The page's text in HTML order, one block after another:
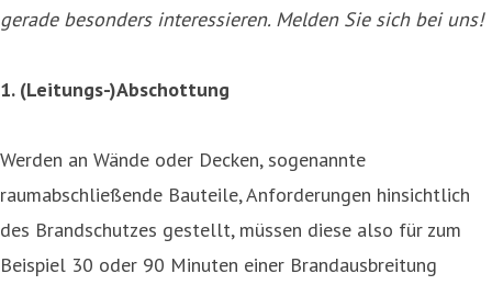
gerade besonders interessieren. Melden Sie sich bei uns!
1. (Leitungs-)Abschottung
Werden an Wände oder Decken, sogenannte
raumabschließende Bauteile, Anforderungen hinsichtlich
des Brandschutzes gestellt, müssen diese also für zum
Beispiel 30 oder 90 Minuten einer Brandausbreitung